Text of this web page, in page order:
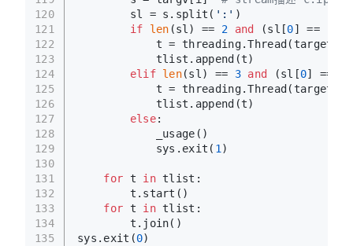
120
121
122
123
124
125
126
127
128
129
130
131
132
133
134
135
        sl = s.split(
':' )
if
len (sl) == 2 and (sl[0] ==
t =
            tlist.append(t)
elif len(sl) == 3 and (sl[0] ==
t =
            tlist.append(t)
else:
            _usage()
            sys.exit(
1 )
for t in tlist:
        t.start()
for t in tlist:
        t.join()
sys.exit(0)